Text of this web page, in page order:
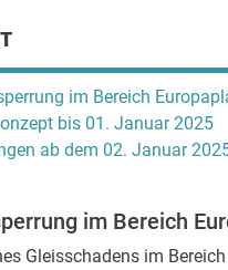
im Bereich
bis 01. Januar 2025
ab dem 02. Januar
im Bereich
Gleisschadens im